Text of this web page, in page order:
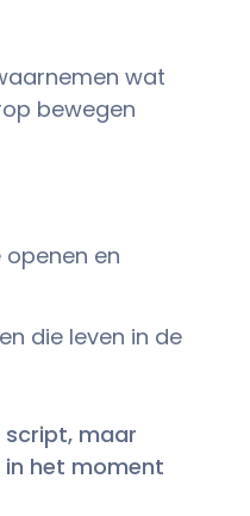
wat
bewegen
openen en
die leven in de
script, maar
het moment